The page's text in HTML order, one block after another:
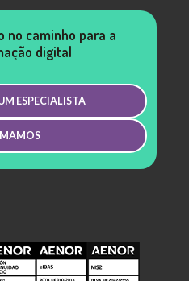
no caminho para a
digital
ESPECIALISTA